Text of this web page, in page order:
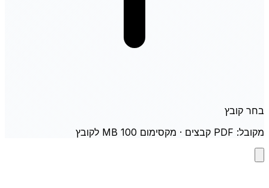
בחר קובץ
מקובל: PDF קבצים · מקסימום 100 MB לקובץ